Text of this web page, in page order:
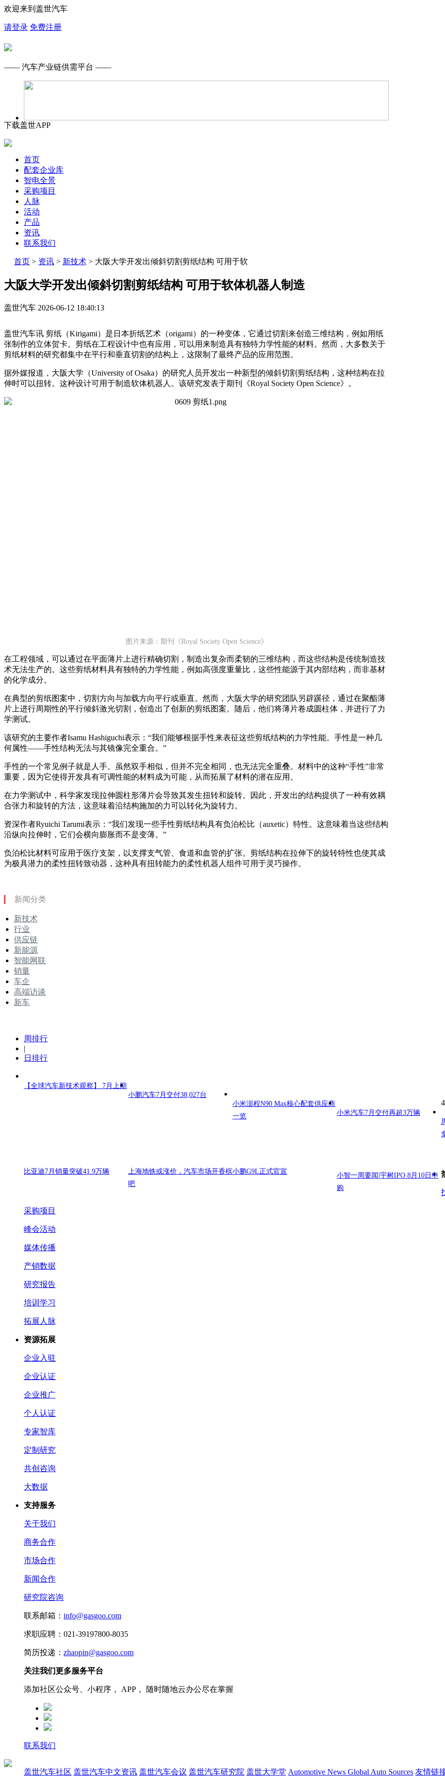
欢迎来到盖世汽车
请登录 免费注册
—— 汽车产业链供需平台 ——
下载盖世APP
首页
配套企业库
智电全景
采购项目
人脉
活动
产品
资讯
联系我们
首页 > 资讯 > 新技术 > 大阪大学开发出倾斜切割剪纸结构 可用于软
大阪大学开发出倾斜切割剪纸结构 可用于软体机器人制造
盖世汽车 2026-06-12 18:40:13
盖世汽车讯 剪纸（Kirigami）是日本折纸艺术（origami）的一种变体，它通过切割来创造三维结构，例如用纸
张制作的立体贺卡。剪纸在工程设计中也有应用，可以用来制造具有独特力学性能的材料。然而，大多数关于
剪纸材料的研究都集中在平行和垂直切割的结构上，这限制了最终产品的应用范围。
据外媒报道，大阪大学（University of Osaka）的研究人员开发出一种新型的倾斜切割剪纸结构，这种结构在拉
伸时可以扭转。这种设计可用于制造软体机器人。该研究发表于期刊《Royal Society Open Science》。
图片来源：期刊《Royal Society Open Science》
在工程领域，可以通过在平面薄片上进行精确切割，制造出复杂而柔韧的三维结构，而这些结构是传统制造技
术无法生产的。这些剪纸材料具有独特的力学性能，例如高强度重量比，这些性能源于其内部结构，而非基材
的化学成分。
在典型的剪纸图案中，切割方向与加载方向平行或垂直。然而，大阪大学的研究团队另辟蹊径，通过在聚酯薄
片上进行周期性的平行倾斜激光切割，创造出了创新的剪纸图案。随后，他们将薄片卷成圆柱体，并进行了力
学测试。
该研究的主要作者Isamu Hashiguchi表示：“我们能够根据手性来表征这些剪纸结构的力学性能。手性是一种几
何属性——手性结构无法与其镜像完全重合。”
手性的一个常见例子就是人手。虽然双手相似，但并不完全相同，也无法完全重叠。材料中的这种“手性”非常
重要，因为它使得开发具有可调性能的材料成为可能，从而拓展了材料的潜在应用。
在力学测试中，科学家发现拉伸圆柱形薄片会导致其发生扭转和旋转。因此，开发出的结构提供了一种有效耦
合张力和旋转的方法，这意味着沿结构施加的力可以转化为旋转力。
资深作者Ryuichi Tarumi表示：“我们发现一些手性剪纸结构具有负泊松比（auxetic）特性。这意味着当这些结构
沿纵向拉伸时，它们会横向膨胀而不是变薄。”
负泊松比材料可应用于医疗支架，以支撑支气管、食道和血管的扩张。剪纸结构在拉伸下的旋转特性也使其成
为极具潜力的柔性扭转致动器，这种具有扭转能力的柔性机器人组件可用于灵巧操作。
新闻分类
新技术
行业
供应链
新能源
智能网联
销量
车企
高端访谈
新车
周排行
|
日排行
【全球汽车新技术观察】 7月上期
小鹏汽车7月交付38,027台
小米澎程N90 Max核心配套供应商
一览
4
小米汽车7月交付再超3万辆
比亚迪7月销量突破41.9万辆
上海地铁或涨价，汽车市场开香槟
吧
小鹏G9L正式官宣
小智一周要闻|宇树IPO 8月10日申
购
采购项目
峰会活动
媒体传播
产销数据
研究报告
培训学习
拓展人脉
资源拓展
企业入驻
企业认证
企业推广
个人认证
专家智库
定制研究
共创咨询
大数据
支持服务
关于我们
商务合作
市场合作
新闻合作
研究院咨询
联系邮箱： info@gasgoo.com
求职应聘：021-39197800-8035
简历投递： zhaopin@gasgoo.com
关注我们更多服务平台
添加社区公众号、小程序， APP， 随时随地云办公尽在掌握
联系我们
盖世汽车社区 盖世汽车中文资讯 盖世汽车会议 盖世汽车研究院 盖世大学堂 Automotive News Global Auto Sources 友情链